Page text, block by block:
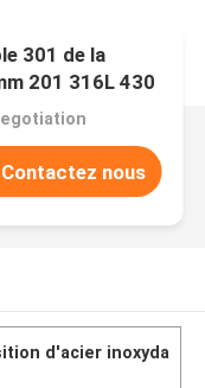
301 de la
201 316L 430
Contactez nous
d'acier inoxyda